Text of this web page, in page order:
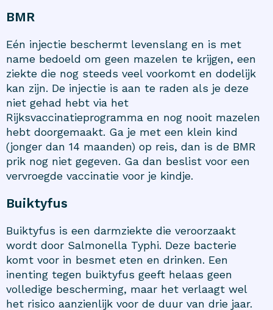
BMR
Eén injectie beschermt levenslang en is met
name bedoeld om geen mazelen te krijgen, een
ziekte die nog steeds veel voorkomt en dodelijk
kan zijn. De injectie is aan te raden als je deze
niet gehad hebt via het
Rijksvaccinatieprogramma en nog nooit mazelen
hebt doorgemaakt. Ga je met een klein kind
(jonger dan 14 maanden) op reis, dan is de BMR
prik nog niet gegeven. Ga dan beslist voor een
vervroegde vaccinatie voor je kindje.
Buiktyfus
Buiktyfus is een darmziekte die veroorzaakt
wordt door Salmonella Typhi. Deze bacterie
komt voor in besmet eten en drinken. Een
inenting tegen buiktyfus geeft helaas geen
volledige bescherming, maar het verlaagt wel
het risico aanzienlijk voor de duur van drie jaar.